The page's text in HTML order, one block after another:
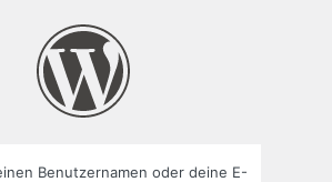
Benutzernamen oder deine E-